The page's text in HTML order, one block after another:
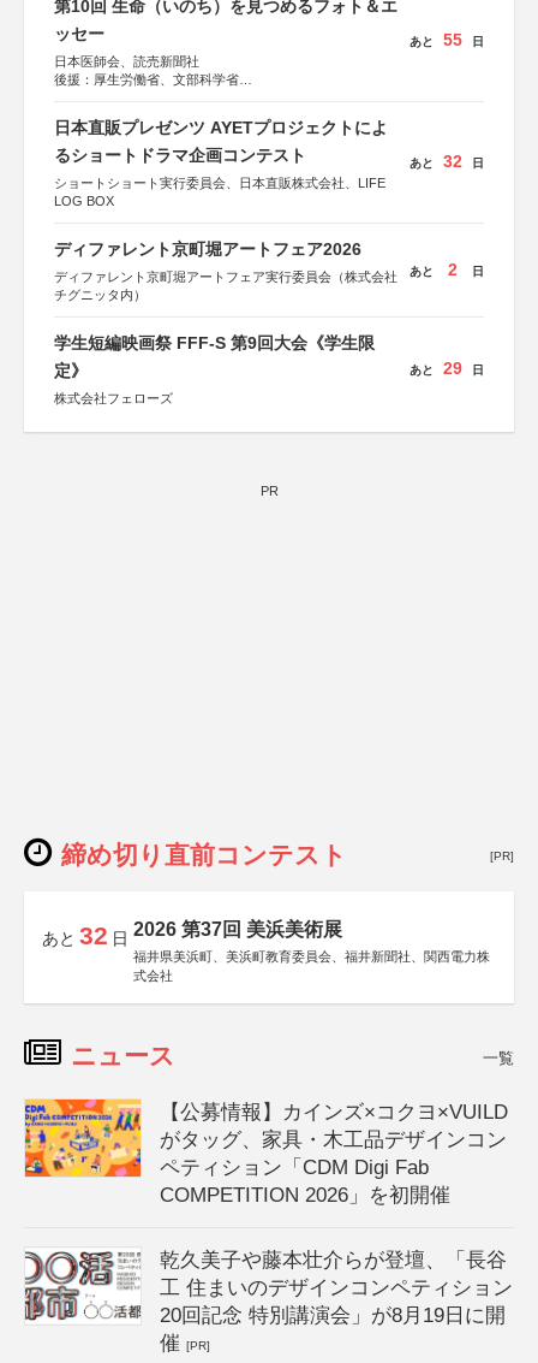
第10回 生命（いのち）を見つめるフォト＆エ
ッセー
日本医師会、読売新聞社
後援：厚生労働省、文部科学省
しん生命保険株式会社
あと 55 日
日本直販プレゼンツ AYETプロジェクトによ
るショートドラマ企画コンテスト
ショートショート実行委員会、日本直販株式会社、LIFE
LOG BOX
あと 32 日
ディファレント京町堀アートフェア2026
ディファレント京町堀アートフェア実行委員会（株式会社
チグニッタ内）
あと 2 日
学生短編映画祭 FFF-S 第9回大会《学生限
定》
株式会社フェローズ
あと 29 日
PR
締め切り直前コンテスト [PR]
あと 32 日 2026 第37回 美浜美術展
福井県美浜町、美浜町教育委員会、福井新聞社、関西電力株
式会社
ニュース 一覧
【公募情報】カインズ×コクヨ×VUILD
がタッグ、家具・木工品デザインコン
ペティション「CDM Digi Fab
COMPETITION 2026」を初開催
乾久美子や藤本壮介らが登壇、「長谷
工 住まいのデザインコンペティション
20回記念 特別講演会」が8月19日に開
催[PR]